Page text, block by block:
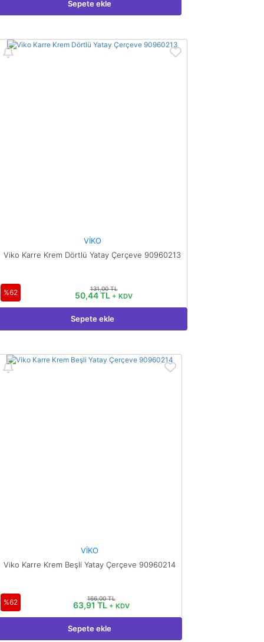
Sepete ekle
VİKO
Viko Karre Krem Dörtlü Yatay Çerçeve 90960213
%62 131,00 TL
50,44 TL + KDV
Sepete ekle
VİKO
Viko Karre Krem Beşli Yatay Çerçeve 90960214
%62 166,00 TL
63,91 TL + KDV
Sepete ekle